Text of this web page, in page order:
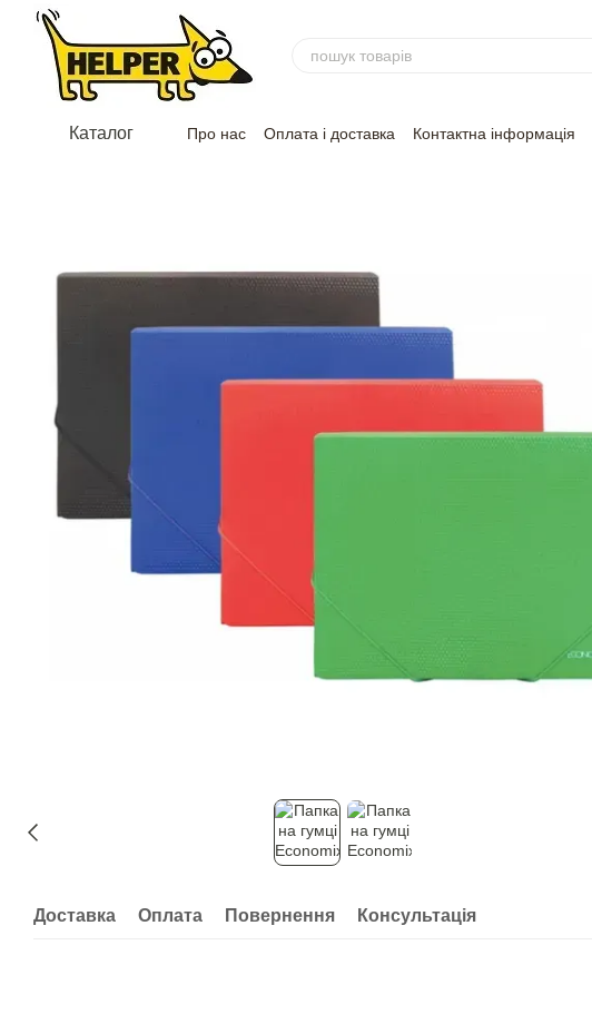
Перейти до основного контенту
Каталог Про нас Оплата і доставка Контактна інформація
Доставка Оплата Повернення Консультація